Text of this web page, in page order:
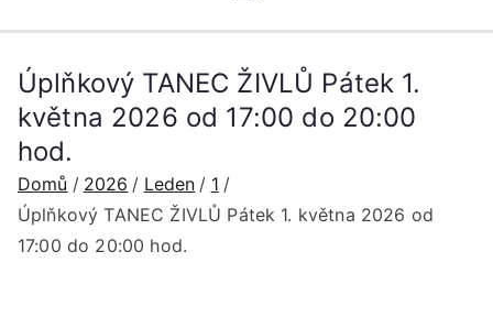
Úplňkový TANEC ŽIVLŮ Pátek 1.
května 2026 od 17:00 do 20:00
hod.
Domů 2026 Leden
1
Úplňkový TANEC ŽIVLŮ Pátek 1. května 2026 od
17:00 do 20:00 hod.